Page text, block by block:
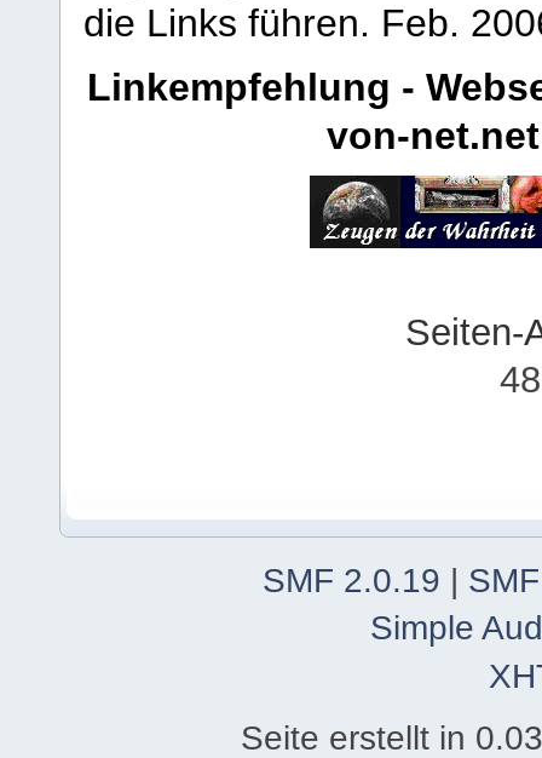
die Links führen. Feb.
Linkempfehlung -
von-net.net
Seiten-
SMF 2.0.19 |
Simple
Seite erstellt in